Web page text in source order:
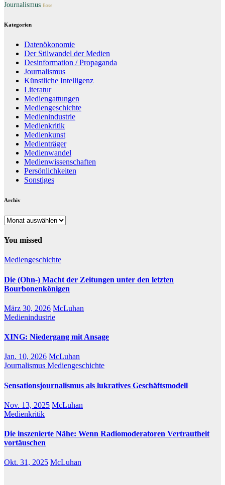
Journalismus Bose
Kategorien
Datenökonomie
Der Stilwandel der Medien
Desinformation / Propaganda
Journalismus
Künstliche Intelligenz
Literatur
Mediengattungen
Mediengeschichte
Medienindustrie
Medienkritik
Medienkunst
Medienträger
Medienwandel
Medienwissenschaften
Persönlichkeiten
Sonstiges
Archiv
Archiv
You missed
Mediengeschichte
Die (Ohn-) Macht der Zeitungen unter den letzten
Bourbonenkönigen
März 30, 2026 McLuhan
Medienindustrie
XING: Niedergang mit Ansage
Jan. 10, 2026 McLuhan
Journalismus Mediengeschichte
Sensationsjournalismus als lukratives Geschäftsmodell
Nov. 13, 2025 McLuhan
Medienkritik
Die inszenierte Nähe: Wenn Radiomoderatoren Vertrautheit
vortäuschen
Okt. 31, 2025 McLuhan